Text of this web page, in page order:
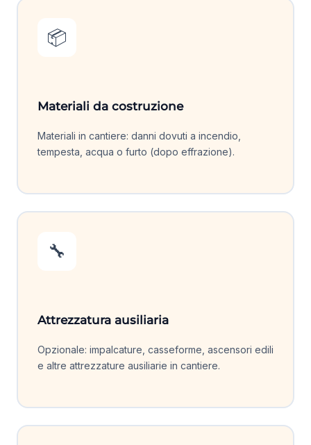
📦
Materiali da costruzione
Materiali in cantiere: danni dovuti a incendio,
tempesta, acqua o furto (dopo effrazione).
🔧
Attrezzatura ausiliaria
Opzionale: impalcature, casseforme, ascensori edili
e altre attrezzature ausiliarie in cantiere.